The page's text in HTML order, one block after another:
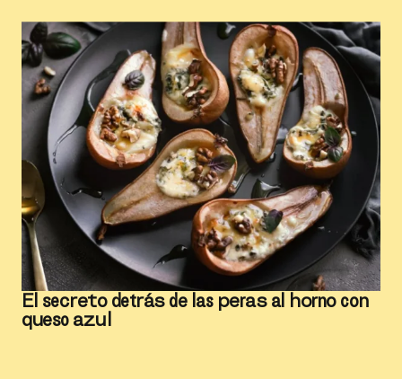
El secreto detrás de las peras al horno con
queso azul